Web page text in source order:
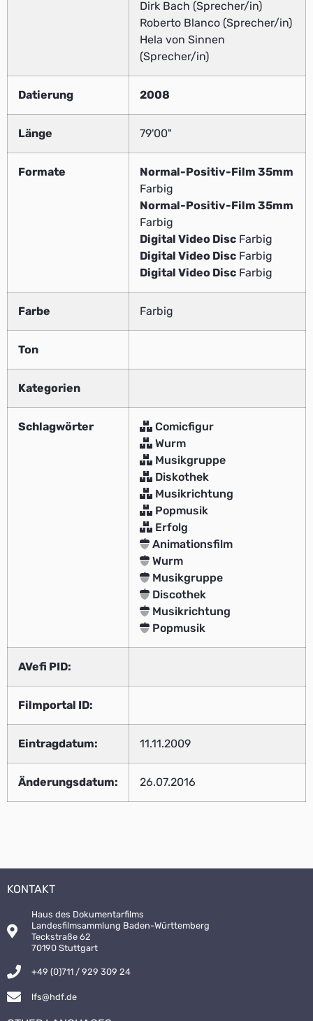
Dirk Bach (Sprecher/in)
Roberto Blanco (Sprecher/in)
Hela von Sinnen
(Sprecher/in)
Datierung 2008
Länge 79'00"
Formate
Normal-Positiv-Film 35mm
Farbig
Normal-Positiv-Film 35mm
Farbig
Digital Video Disc Farbig
Digital Video Disc Farbig
Digital Video Disc Farbig
Farbe Farbig
Ton
Kategorien
Schlagwörter
Comicfigur
Wurm
Musikgruppe
Diskothek
Musikrichtung
Popmusik
Erfolg
Animationsfilm
Wurm
Musikgruppe
Discothek
Musikrichtung
Popmusik
AVefi PID:
Filmportal ID:
Eintragdatum: 11.11.2009
Änderungsdatum: 26.07.2016
KONTAKT
Haus des Dokumentarfilms
Landesfilmsammlung Baden-Württemberg
Teckstraße 62
70190 Stuttgart
+49 (0)711 / 929 309 24
lfs@hdf.de